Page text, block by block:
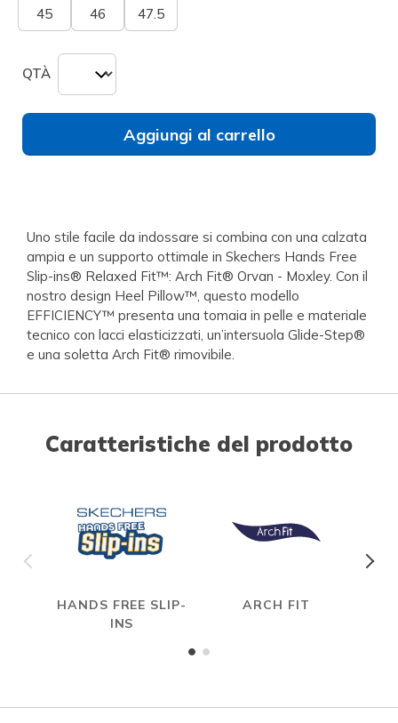
45 46 47.5
QTÀ
Aggiungi al carrello
Uno stile facile da indossare si combina con una calzata
ampia e un supporto ottimale in Skechers Hands Free
Slip-ins® Relaxed Fit™: Arch Fit® Orvan - Moxley. Con il
nostro design Heel Pillow™, questo modello
EFFICIENCY™ presenta una tomaia in pelle e materiale
tecnico con lacci elasticizzati, un’intersuola Glide-Step®
e una soletta Arch Fit® rimovibile.
Caratteristiche del prodotto
HANDS FREE SLIP-
INS
ARCH FIT